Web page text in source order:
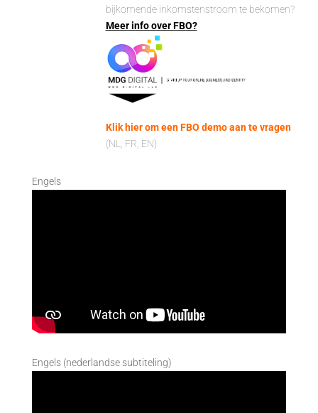
bijkomende inkomstenstroom te bekomen?
Meer info over FBO?
Klik hier om een FBO demo aan te vragen
(NL, FR, EN)
Engels
Engels (nederlandse subtiteling)